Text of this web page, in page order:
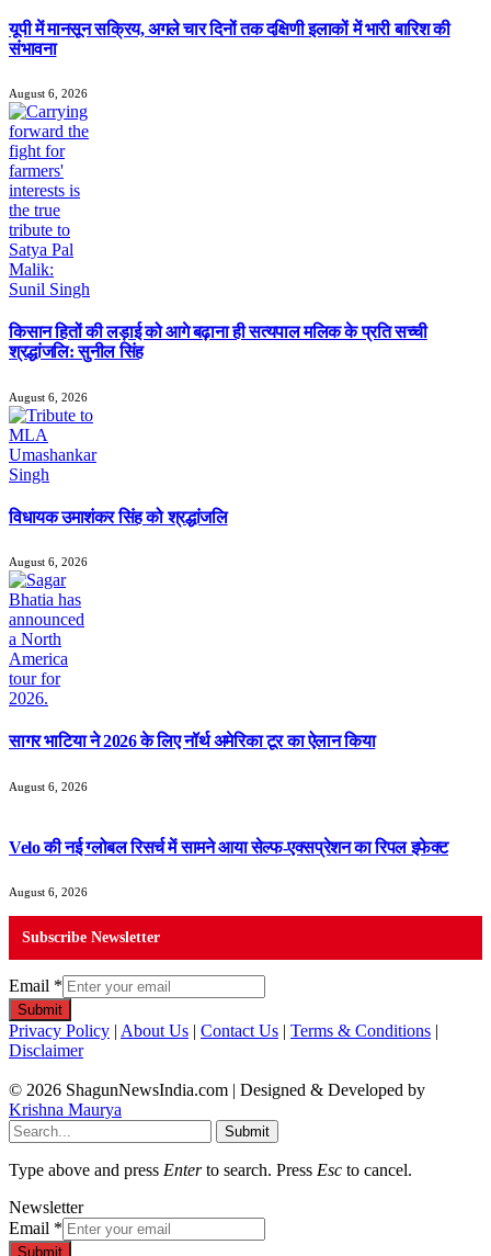
यूपी में मानसून सक्रिय, अगले चार दिनों तक दक्षिणी इलाकों में भारी बारिश की
संभावना
August 6, 2026
किसान हितों की लड़ाई को आगे बढ़ाना ही सत्यपाल मलिक के प्रति सच्ची
श्रद्धांजलि: सुनील सिंह
August 6, 2026
विधायक उमाशंकर सिंह को श्रद्धांजलि
August 6, 2026
सागर भाटिया ने 2026 के लिए नॉर्थ अमेरिका टूर का ऐलान किया
August 6, 2026
Velo की नई ग्लोबल रिसर्च में सामने आया सेल्फ-एक्सप्रेशन का रिपल इफेक्ट
August 6, 2026
Subscribe Newsletter
Email *
Submit
Privacy Policy | About Us | Contact Us | Terms & Conditions |
Disclaimer
© 2026 ShagunNewsIndia.com | Designed & Developed by
Krishna Maurya
Submit
Type above and press Enterto search. Press Esc to cancel.
Newsletter
Email *
Submit